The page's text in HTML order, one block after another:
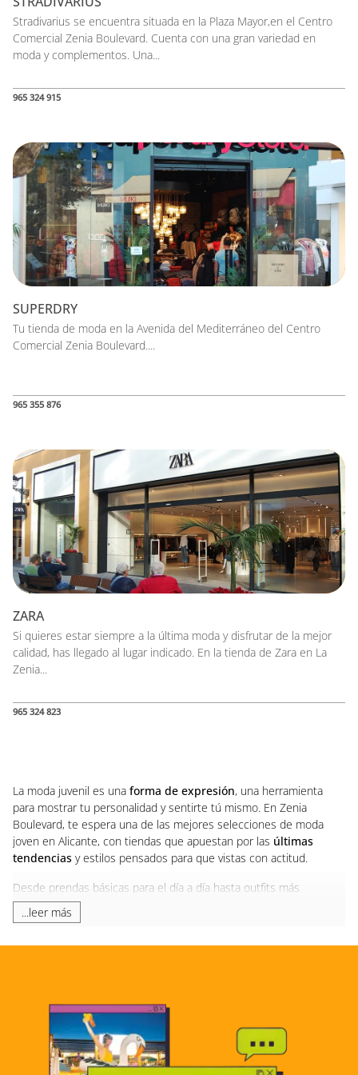
Stradivarius se encuentra situada en la Plaza Mayor,en el Centro
Comercial Zenia Boulevard. Cuenta con una gran variedad en
moda y complementos. Una...
965 324 915
SUPERDRY
Tu tienda de moda en la Avenida del Mediterráneo del Centro
Comercial Zenia Boulevard....
965 355 876
ZARA
Si quieres estar siempre a la última moda y disfrutar de la mejor
calidad, has llegado al lugar indicado. En la tienda de Zara en La
Zenia...
965 324 823
La moda juvenil es una forma de expresión, una herramienta
para mostrar tu personalidad y sentirte tú mismo. En Zenia
Boulevard, te espera una de las mejores selecciones de moda
joven en Alicante, con tiendas que apuestan por las últimas
tendencias y estilos pensados para que vistas con actitud.
Desde prendas básicas para el día a día hasta outfits más
atrevidos para marcar la diferencia, en Zenia encontrarás una
variedad de marcas que siguen el ritmo de la calle y de las redes
Alicante, Murcia y Orihuela
Si buscas tiendas de ropa joven en Murcia, vives en Orihuela o
estás en cualquier punto de la provincia de Alicante, Zenia
Boulevard es tu destino ideal. Con firmas comoBershka
...leer más